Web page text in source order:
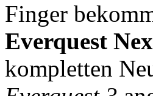
Finger
Everquest
kompletten